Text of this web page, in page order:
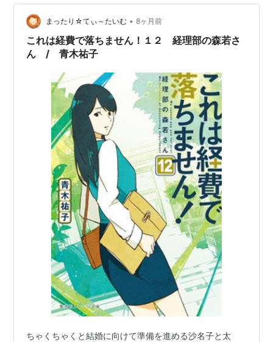
が苦痛すぎて読むのに時間がかかったわ。鎌本…
まったり☆てぃ～たいむ • 8ヶ月前
これは経費で落ちません！１２ 経理部の森若さ
ん / 青木祐子
ちゃくちゃくと結婚に向けて準備を進める沙名子と太